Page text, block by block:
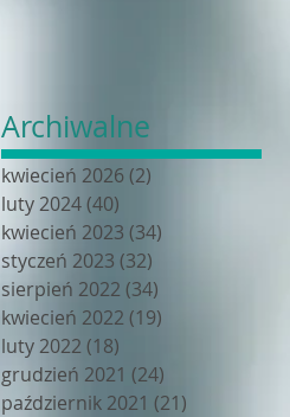
Archiwalne
kwiecień 2026 (2)
luty 2024(40)
kwiecień 2023 (34)
styczeń 2023 (32)
sierpień 2022 (34)
kwiecień 2022 (19)
luty 2022 (18)
grudzień 2021 (24)
październik 2021 (21)